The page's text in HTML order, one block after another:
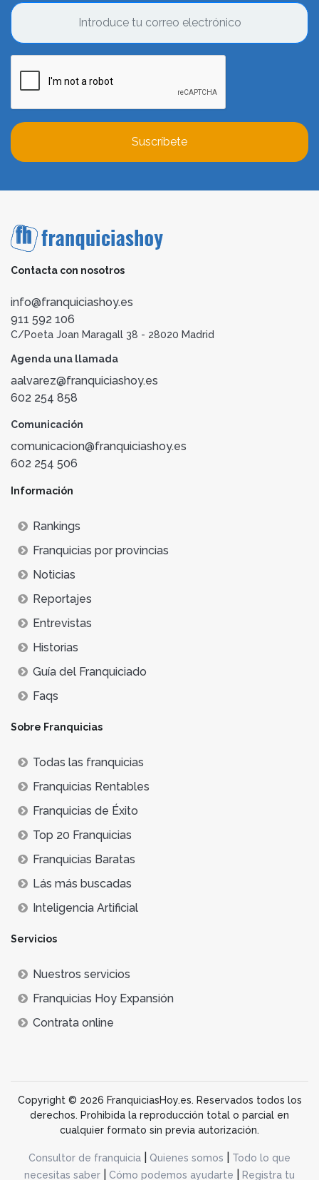
Suscríbete
Contacta con nosotros
info@franquiciashoy.es
911 592 106
C/Poeta Joan Maragall 38 - 28020 Madrid
Agenda una llamada
aalvarez@franquiciashoy.es
602 254 858
Comunicación
comunicacion@franquiciashoy.es
602 254 506
Información
Rankings
Franquicias por provincias
Noticias
Reportajes
Entrevistas
Historias
Guía del Franquiciado
Faqs
Sobre Franquicias
Todas las franquicias
Franquicias Rentables
Franquicias de Éxito
Top 20 Franquicias
Franquicias Baratas
Lás más buscadas
Inteligencia Artificial
Servicios
Nuestros servicios
Franquicias Hoy Expansión
Contrata online
Copyright © 2026 FranquiciasHoy.es. Reservados todos los
derechos. Prohibida la reproducción total o parcial en
cualquier formato sin previa autorización.
Consultor de franquicia Quienes somos
Todo lo que
necesitas saber
Cómo podemos ayudarte Registra tu